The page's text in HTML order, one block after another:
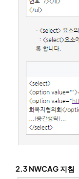
2.3 NWCAG 지침